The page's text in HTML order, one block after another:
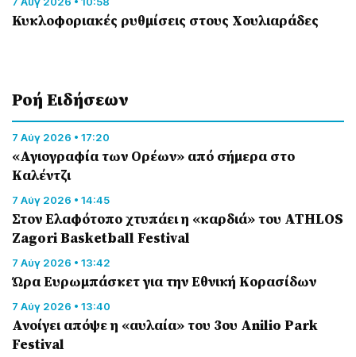
Κυκλοφοριακές ρυθμίσεις στους Χουλιαράδες
Ροή Eιδήσεων
7 Αύγ 2026 • 17:20
«Αγιογραφία των Ορέων» από σήμερα στο
Καλέντζι
7 Αύγ 2026 • 14:45
Στον Ελαφότοπο χτυπάει η «καρδιά» του ATHLOS
Zagori Basketball Festival
7 Αύγ 2026 • 13:42
Ώρα Ευρωμπάσκετ για την Εθνική Κορασίδων
7 Αύγ 2026 • 13:40
Ανοίγει απόψε η «αυλαία» του 3ου Anilio Park
Festival